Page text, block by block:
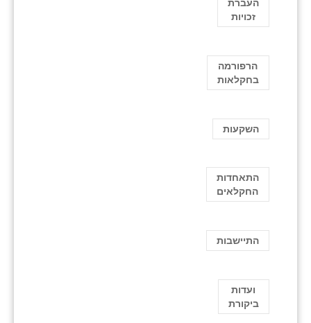
העברת
זכויות
הרפורמה
בחקלאות
השקעות
התאחדות
החקלאים
התיישבות
ועדות
ביקורת